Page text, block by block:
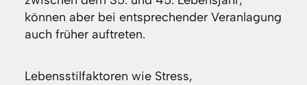
können aber bei entsprechender Veranlagung
auch früher auftreten.
Lebensstilfaktoren wie Stress,